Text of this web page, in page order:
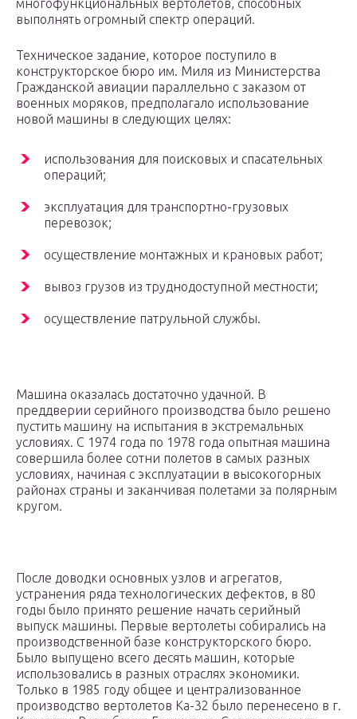
многофункциональных вертолетов, способных
выполнять огромный спектр операций.
Техническое задание, которое поступило в
конструкторское бюро им. Миля из Министерства
Гражданской авиации параллельно с заказом от
военных моряков, предполагало использование
новой машины в следующих целях:
использования для поисковых и спасательных
операций;
эксплуатация для транспортно-грузовых
перевозок;
осуществление монтажных и крановых работ;
вывоз грузов из труднодоступной местности;
осуществление патрульной службы.
Машина оказалась достаточно удачной. В
преддверии серийного производства было решено
пустить машину на испытания в экстремальных
условиях. С 1974 года по 1978 года опытная машина
совершила более сотни полетов в самых разных
условиях, начиная с эксплуатации в высокогорных
районах страны и заканчивая полетами за полярным
кругом.
После доводки основных узлов и агрегатов,
устранения ряда технологических дефектов, в 80
годы было принято решение начать серийный
выпуск машины. Первые вертолеты собирались на
производственной базе конструкторского бюро.
Было выпущено всего десять машин, которые
использовались в разных отраслях экономики.
Только в 1985 году общее и централизованное
производство вертолетов Ка-32 было перенесено в г.